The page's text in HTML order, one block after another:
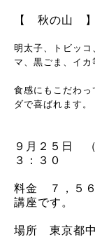
【 秋の山
明太子、トビッコ
マ、黒ごま、イカ
食感にもこだわ
ダで喜ばれます。
９月２５日
３：３０
料金 ７，５
講座です。
場所 東京都中